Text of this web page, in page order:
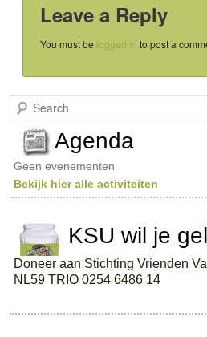
Leave a Reply
You must be logged in to post a
h
Agenda
Geen evenementen
Bekijk hier alle activiteiten
KSU wil je
Doneer aan Stichting Vrienden
NL59 TRIO 0254 6486 14